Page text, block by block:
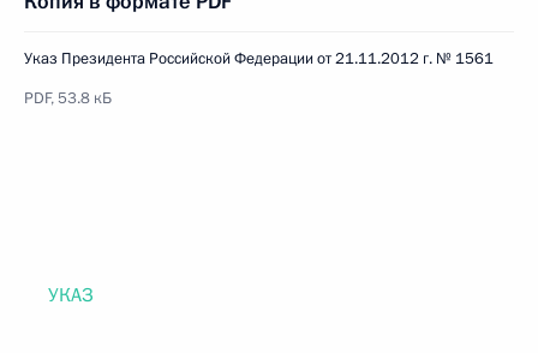
Указ Президента Российской Федерации от 21.11.2012 г. № 1561
PDF, 53.8 кБ
УКАЗ